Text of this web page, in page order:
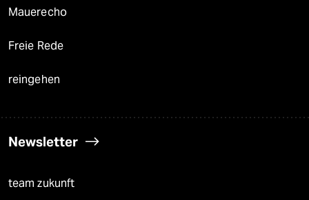
Mauerecho
Freie Rede
reingehen
Newsletter
team zukunft